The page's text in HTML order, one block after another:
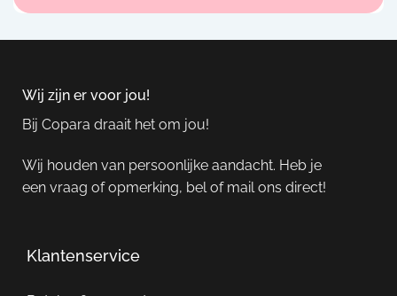
Wij zijn er voor jou!
Bij Copara draait het om jou!
Wij houden van persoonlijke aandacht. Heb je
een vraag of opmerking, bel of mail ons direct!
Klantenservice